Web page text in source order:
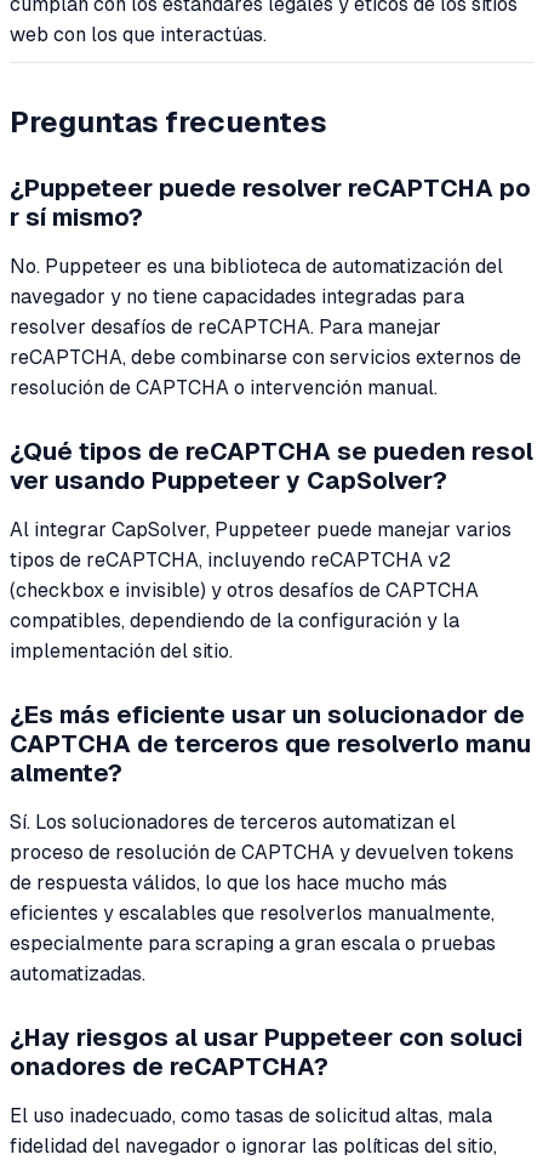
web con los que interactúas.
Preguntas frecuentes
¿Puppeteer puede resolver reCAPTCHA po
r sí mismo?
No. Puppeteer es una biblioteca de automatización del
navegador y no tiene capacidades integradas para
resolver desafíos de reCAPTCHA. Para manejar
reCAPTCHA, debe combinarse con servicios externos de
resolución de CAPTCHA o intervención manual.
¿Qué tipos de reCAPTCHA se pueden resol
ver usando Puppeteer y CapSolver?
Al integrar CapSolver, Puppeteer puede manejar varios
tipos de reCAPTCHA, incluyendo reCAPTCHA v2
(checkbox e invisible) y otros desafíos de CAPTCHA
compatibles, dependiendo de la configuración y la
implementación del sitio.
¿Es más eficiente usar un solucionador de
CAPTCHA de terceros que resolverlo manu
almente?
Sí. Los solucionadores de terceros automatizan el
proceso de resolución de CAPTCHA y devuelven tokens
de respuesta válidos, lo que los hace mucho más
eficientes y escalables que resolverlos manualmente,
especialmente para scraping a gran escala o pruebas
automatizadas.
¿Hay riesgos al usar Puppeteer con soluci
onadores de reCAPTCHA?
El uso inadecuado, como tasas de solicitud altas, mala
fidelidad del navegador o ignorar las políticas del sitio,